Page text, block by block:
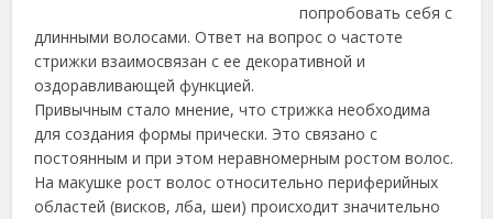
попробовать себя с
длинными волосами. Ответ на вопрос о частоте
стрижки взаимосвязан с ее декоративной и
оздоравливающей функцией.
Привычным стало мнение, что стрижка необходима
для создания формы прически. Это связано с
постоянным и при этом неравномерным ростом волос.
На макушке рост волос относительно периферийных
областей (висков, лба, шеи) происходит значительно